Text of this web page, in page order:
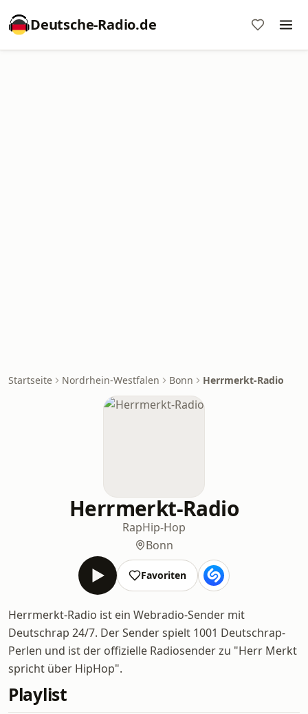
Deutsche-Radio.de
Startseite Nordrhein-Westfalen Bonn Herrmerkt-Radio
Herrmerkt-Radio
RapHip-Hop
Bonn
Favoriten
Herrmerkt-Radio ist ein Webradio-Sender mit
Deutschrap 24/7. Der Sender spielt 1001 Deutschrap-
Perlen und ist der offizielle Radiosender zu "Herr Merkt
spricht über HipHop".
Playlist